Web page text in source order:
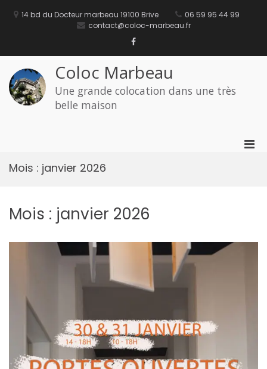
14 bd du Docteur marbeau 19100 Brive
06 59 95 44 99
contact@coloc-marbeau.fr
Facebook
Coloc Marbeau
Une grande colocation dans une très
belle maison
Mois : janvier 2026
Mois : janvier 2026